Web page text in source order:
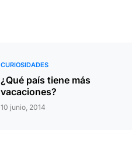
CURIOSIDADES
¿Qué país tiene más
vacaciones?
10 junio, 2014